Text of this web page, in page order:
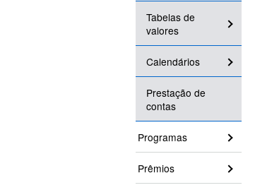
Tabelas de
valores
Calendários
Prestação de
contas
Programas
Prêmios